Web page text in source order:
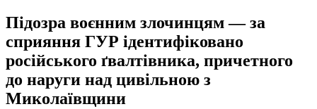
Підозра воєнним злочинцям — за
сприяння ГУР ідентифіковано
російського ґвалтівника, причетного
до наруги над цивільною з
Миколаївщини